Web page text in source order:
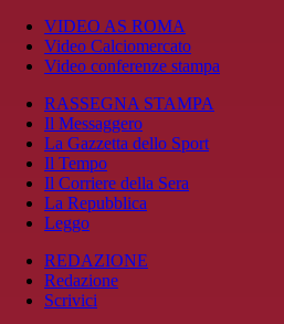
VIDEO AS ROMA
Video Calciomercato
Video conferenze stampa
RASSEGNA STAMPA
Il Messaggero
La Gazzetta dello Sport
Il Tempo
Il Corriere della Sera
La Repubblica
Leggo
REDAZIONE
Redazione
Scrivici